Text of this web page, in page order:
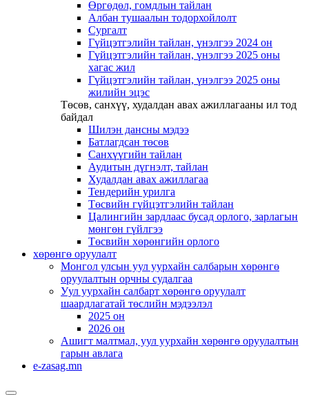
Өргөдөл, гомдлын тайлан
Албан тушаалын тодорхойлолт
Сургалт
Гүйцэтгэлийн тайлан, үнэлгээ 2024 он
Гүйцэтгэлийн тайлан, үнэлгээ 2025 оны
хагас жил
Гүйцэтгэлийн тайлан, үнэлгээ 2025 оны
жилийн эцэс
Төсөв, санхүү, худалдан авах ажиллагааны ил тод
байдал
Шилэн дансны мэдээ
Батлагдсан төсөв
Санхүүгийн тайлан
Аудитын дүгнэлт, тайлан
Худалдан авах ажиллагаа
Тендерийн урилга
Төсвийн гүйцэтгэлийн тайлан
Цалингийн зардлаас бусад орлого, зарлагын
мөнгөн гүйлгээ
Төсвийн хөрөнгийн орлого
хөрөнгө оруулалт
Монгол улсын уул уурхайн салбарын хөрөнгө
оруулалтын орчны судалгаа
Уул уурхайн салбарт хөрөнгө оруулалт
шаардлагатай төслийн мэдээлэл
2025 он
2026 он
Ашигт малтмал, уул уурхайн хөрөнгө оруулалтын
гарын авлага
e-zasag.mn